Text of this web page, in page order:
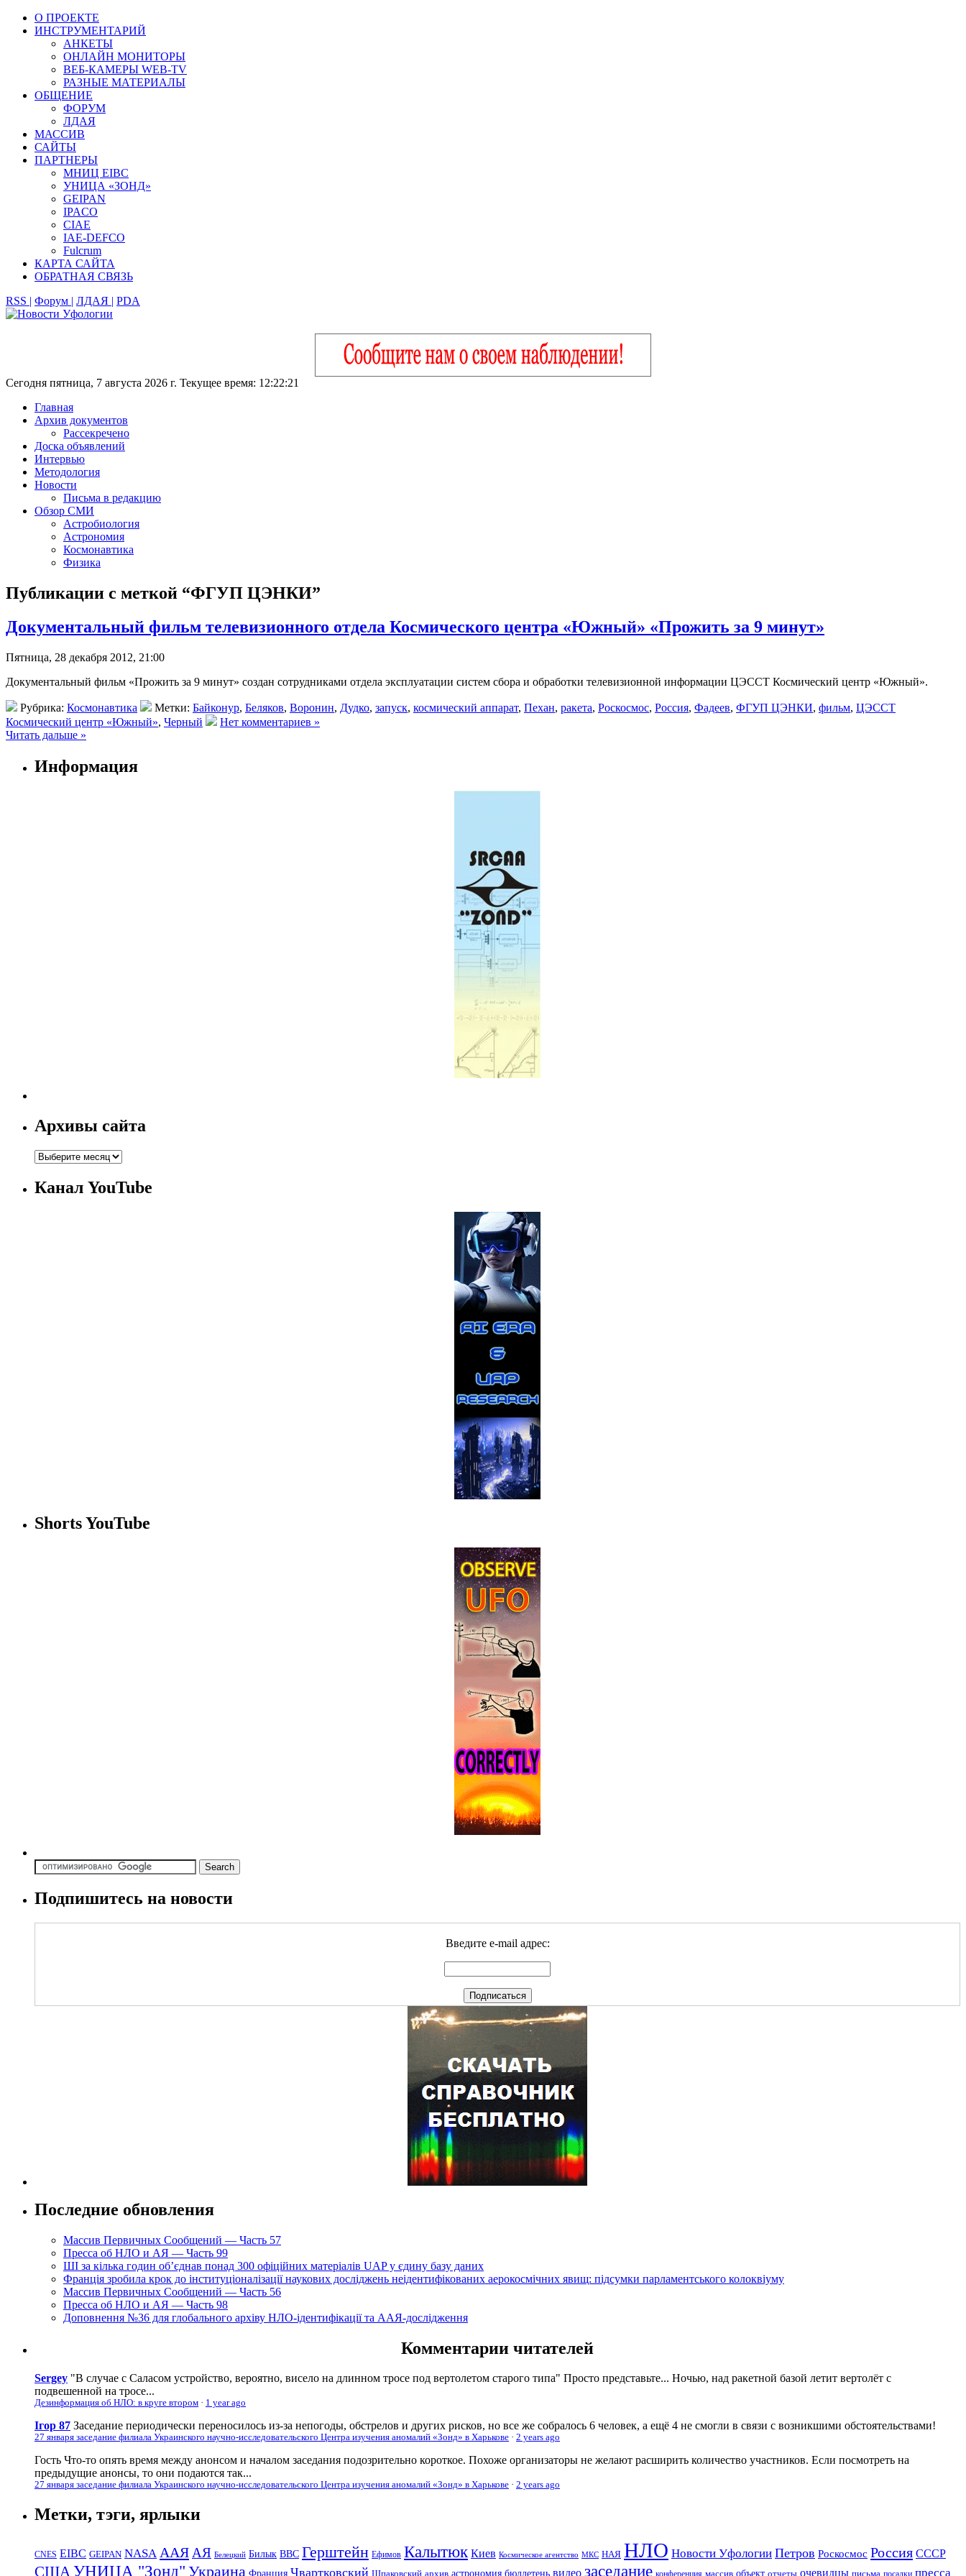
О ПРОЕКТЕ
ИНСТРУМЕНТАРИЙ
АНКЕТЫ
ОНЛАЙН МОНИТОРЫ
ВЕБ-КАМЕРЫ WEB-TV
РАЗНЫЕ МАТЕРИАЛЫ
ОБЩЕНИЕ
ФОРУМ
ЛДАЯ
МАССИВ
САЙТЫ
ПАРТНЕРЫ
МНИЦ EIBC
УНИЦА «ЗОНД»
GEIPAN
IPACO
CIAE
IAE-DEFCO
Fulcrum
КАРТА САЙТА
ОБРАТНАЯ СВЯЗЬ
RSS | Форум | ЛДАЯ | PDA
Сегодня пятница, 7 августа 2026 г. Текущее время: 12:22:22
Главная
Архив документов
Рассекречено
Доска объявлений
Интервью
Методология
Новости
Письма в редакцию
Обзор СМИ
Астробиология
Астрономия
Космонавтика
Физика
Публикации с меткой “ФГУП ЦЭНКИ”
Документальный фильм телевизионного отдела Космического центра «Южный» «Прожить за 9 минут»
Пятница, 28 декабря 2012, 21:00
Документальный фильм «Прожить за 9 минут» создан сотрудниками отдела эксплуатации систем сбора и обработки телевизионной информации ЦЭССТ Космический центр «Южный».
Рубрика: Космонавтика Метки: Байконур, Беляков, Воронин, Дудко, запуск, космический аппарат, Пехан, ракета, Роскосмос, Россия, Фадеев, ФГУП ЦЭНКИ, фильм, ЦЭССТ
Космический центр «Южный», Черный
Нет комментариев »
Читать дальше »
Информация
Архивы сайта
Канал YouTube
Shorts YouTube
Подпишитесь на новости
Введите e-mail адрес:
Последние обновления
Массив Первичных Сообщений — Часть 57
Пресса об НЛО и АЯ — Часть 99
ШІ за кілька годин об’єднав понад 300 офіційних матеріалів UAP у єдину базу даних
Франція зробила крок до інституціоналізації наукових досліджень неідентифікованих аерокосмічних явищ: підсумки парламентського колоквіуму
Массив Первичных Сообщений — Часть 56
Пресса об НЛО и АЯ — Часть 98
Доповнення №36 для глобального архіву НЛО-ідентифікації та ААЯ-дослідження
Комментарии читателей
Sergey "В случае с Саласом устройство, вероятно, висело на длинном тросе под вертолетом старого типа" Просто представьте... Ночью, над ракетной базой летит вертолёт с
подвешенной на тросе...
Дезинформация об НЛО: в круге втором · 1 year ago
Ігор 87 Заседание периодически переносилось из-за непогоды, обстрелов и других рисков, но все же собралось 6 человек, а ещё 4 не смогли в связи с возникшими обстоятельствами!
27 января заседание филиала Украинского научно-исследовательского Центра изучения аномалий «Зонд» в Харькове · 2 years ago
Гость Что-то опять время между анонсом и началом заседания подозрительно короткое. Похоже организаторы не желают расширить количество участников. Если посмотреть на
предыдущие анонсы, то они подаются так...
27 января заседание филиала Украинского научно-исследовательского Центра изучения аномалий «Зонд» в Харькове · 2 years ago
Метки, тэги, ярлыки
CNES EIBC GEIPAN NASA ААЯАЯ Белецкий Билык ВВС Герштейн Ефимов Калытюк Киев Космическое агентство МКС НАЯ НЛО Новости Уфологии Петров Роскосмос Россия СССР
США УНИЦА "Зонд" Украина Франция Чвартковский Шпаковский архив астрономия бюллетень видео заседание массив объект отчеты очевидцы письма посадки пресса